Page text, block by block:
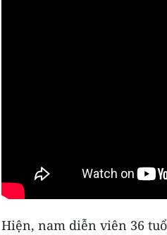
Hiện, nam diễn viên 36